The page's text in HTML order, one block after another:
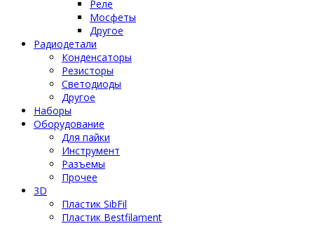
Реле
Мосфеты
Другое
Радиодетали
Конденсаторы
Резисторы
Светодиоды
Другое
Наборы
Оборудование
Для пайки
Инструмент
Разъемы
Прочее
3D
Пластик SibFil
Пластик Bestfilament